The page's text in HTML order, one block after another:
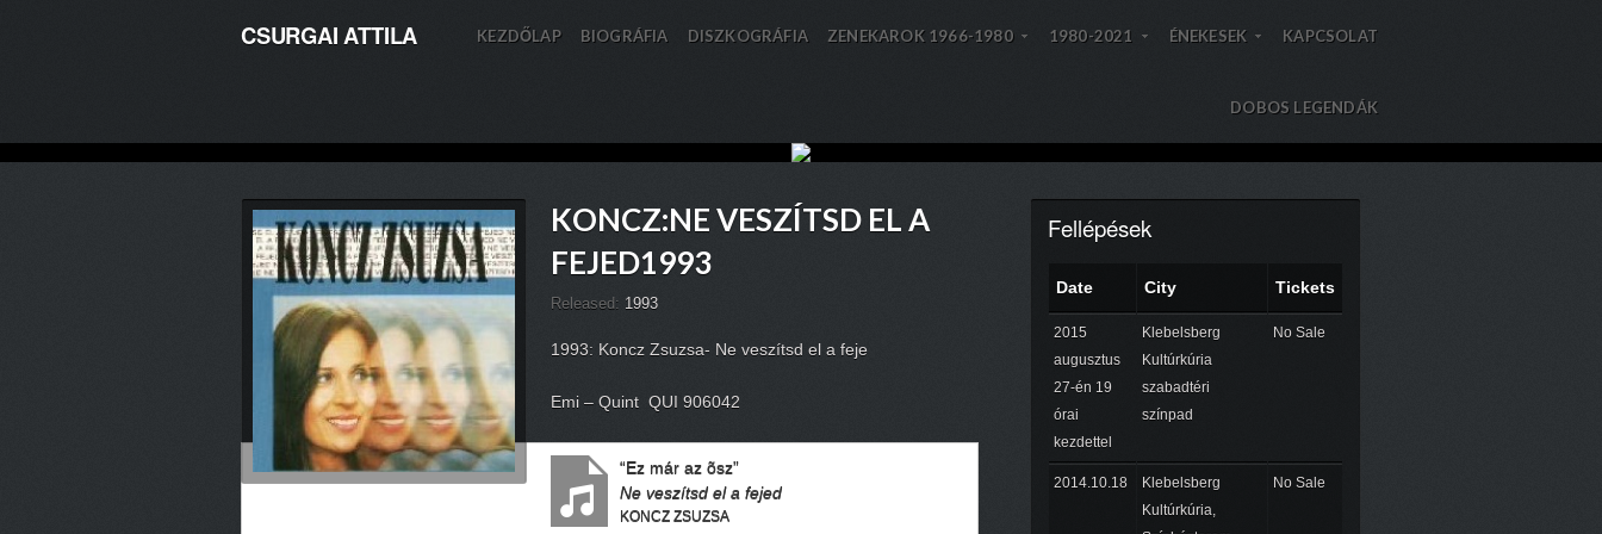
CSURGAI ATTILA KEZDŐLAP BIOGRÁFIA DISZKOGRÁFIA
ZENEKAROK 1966-1980
1980-2021
ÉNEKESEK
KAPCSOLAT
DOBOS LEGENDÁK
KONCZ:NE VESZÍTSD EL A
FEJED1993
Released: 1993
1993: Koncz Zsuzsa- Ne veszítsd el a feje
Emi – Quint QUI 906042
“Ez már az õsz”
Ne veszítsd el a fejed
KONCZ ZSUZSA
Fellépések
Date City Tickets
2015
augusztus
27-én 19
órai
kezdettel
Klebelsberg
Kultúrkúria
szabadtéri
színpad
No Sale
2014.10.18
Klebelsberg
Kultúrkúria,
No Sale